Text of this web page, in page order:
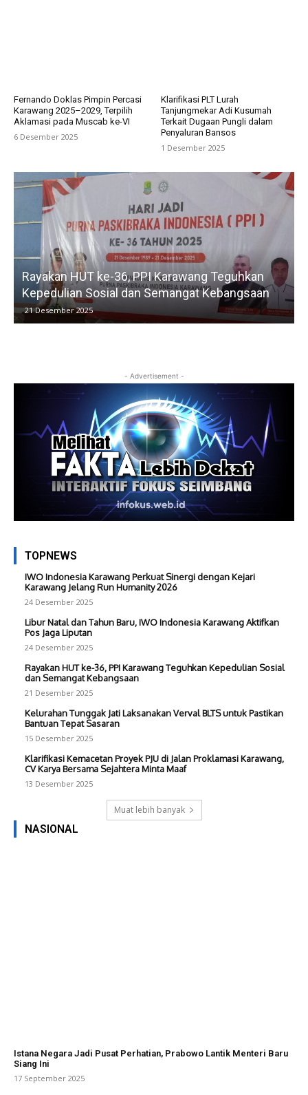
Fernando Doklas Pimpin Percasi
Karawang 2025–2029, Terpilih
Aklamasi pada Muscab ke-VI
6 Desember 2025
Klarifikasi PLT Lurah
Tanjungmekar Adi Kusumah
Terkait Dugaan Pungli dalam
Penyaluran Bansos
1 Desember 2025
Rayakan HUT ke-36, PPI Karawang Teguhkan
Kepedulian Sosial dan Semangat Kebangsaan
21 Desember 2025
- Advertisement -
TOPNEWS
IWO Indonesia Karawang Perkuat Sinergi dengan Kejari
Karawang Jelang Run Humanity 2026
24 Desember 2025
Libur Natal dan Tahun Baru, IWO Indonesia Karawang Aktifkan
Pos Jaga Liputan
24 Desember 2025
Rayakan HUT ke-36, PPI Karawang Teguhkan Kepedulian Sosial
dan Semangat Kebangsaan
21 Desember 2025
Kelurahan Tunggak Jati Laksanakan Verval BLTS untuk Pastikan
Bantuan Tepat Sasaran
15 Desember 2025
Klarifikasi Kemacetan Proyek PJU di Jalan Proklamasi Karawang,
CV Karya Bersama Sejahtera Minta Maaf
13 Desember 2025
Muat lebih banyak
NASIONAL
Istana Negara Jadi Pusat Perhatian, Prabowo Lantik Menteri Baru
Siang Ini
17 September 2025